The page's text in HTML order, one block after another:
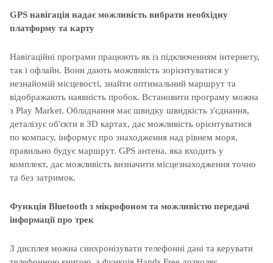
GPS навігація надає можливість вибрати необхідну
платформу та карту
Навігаційні програми працюють як із підключенням інтернету,
так і офлайн. Вони дають можливість зорієнтуватися у
незнайомій місцевості, знайти оптимальний маршрут та
відображають наявність пробок. Встановити програму можна
з Play Market. Обладнання має швидку швидкість з'єднання,
деталізує об'єкти в 3D картах, дає можливість орієнтуватися
по компасу, інформує про знаходження над рівнем моря,
правильно будує маршрут. GPS антена, яка входить у
комплект, дає можливість визначити місцезнаходження точно
та без затримок.
Функція Bluetooth з мікрофоном та можливістю передачі
інформації про трек
З дисплея можна синхронізувати телефонні дані та керувати